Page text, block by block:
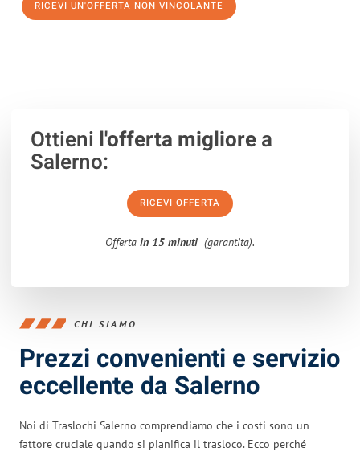
RICEVI UN'OFFERTA NON VINCOLANTE
Ottieni l'offerta migliorea
Salerno:
RICEVI OFFERTA
Offerta in 15 minuti (garantita).
CHI SIAMO
Prezzi convenienti e servizio
eccellente da Salerno
Noi di Traslochi Salerno comprendiamo che i costi sono un
fattore cruciale quando si pianifica il trasloco. Ecco perché